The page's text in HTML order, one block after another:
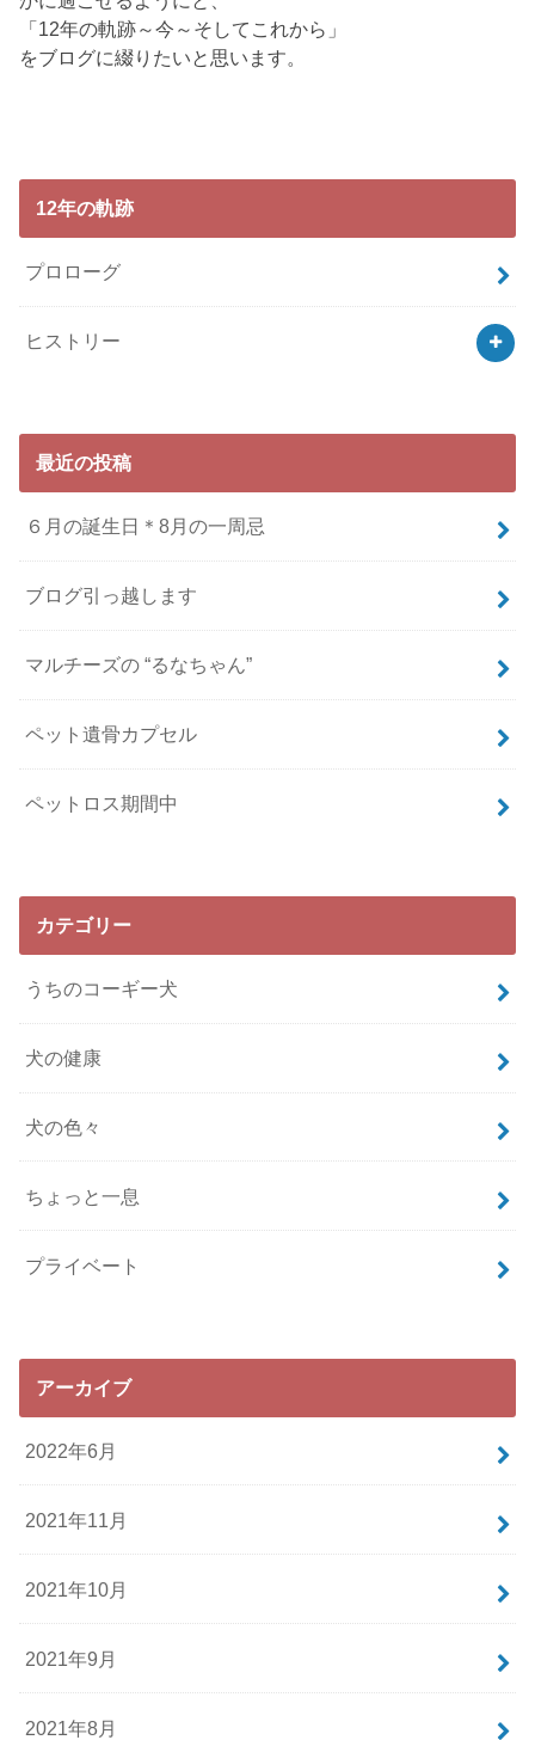
「12年の軌跡～今～そしてこれから」
をブログに綴りたいと思います。
12年の軌跡
プロローグ
ヒストリー
最近の投稿
６月の誕生日＊8月の一周忌
ブログ引っ越します
マルチーズの “るなちゃん”
ペット遺骨カプセル
ペットロス期間中
カテゴリー
うちのコーギー犬
犬の健康
犬の色々
ちょっと一息
プライベート
アーカイブ
2022年6月
2021年11月
2021年10月
2021年9月
2021年8月